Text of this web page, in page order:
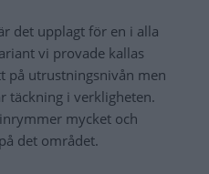
det upplagt för en i alla
vi provade kallas
på utrustningsnivån men
täckning i verkligheten.
mycket och
det området.